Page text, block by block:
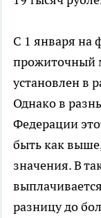
С 1 января на
прожиточный
установлен в
Однако в
Федерации
быть как
значения. В
разницу до